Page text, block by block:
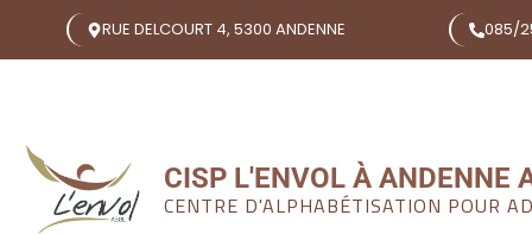
RUE DELCOURT 4, 5300 ANDENNE 085/
CISP L'ENVOL À ANDENNE
CENTRE D'ALPHABÉTISATION POUR